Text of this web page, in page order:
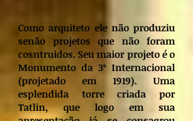
Como arquiteto ele não produziu
senão projetos que não foram
cosntruidos. Seu maior projeto é o
Monumento da 3ª Internacional
(projetado em 1919). Uma
esplendida torre criada por
Tatlin, que logo em sua